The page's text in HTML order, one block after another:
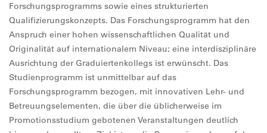
Forschungsprogramms sowie eines strukturierten
Qualifizierungskonzepts. Das Forschungsprogramm hat den
Anspruch einer hohen wissenschaftlichen Qualität und
Originalität auf internationalem Niveau; eine interdisziplinäre
Ausrichtung der Graduiertenkollegs ist erwünscht. Das
Studienprogramm ist unmittelbar auf das
Forschungsprogramm bezogen, mit innovativen Lehr- und
Betreuungselementen, die über die üblicherweise im
Promotionsstudium gebotenen Veranstaltungen deutlich